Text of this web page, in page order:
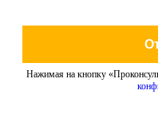
Нажимая на кнопку